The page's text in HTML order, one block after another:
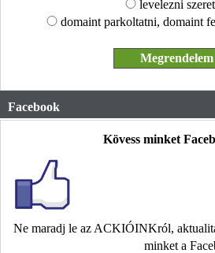
levelezni
domaint parkoltatni, domaint
Facebook
Kövess minket
Ne maradj le az ACKIÓINKról,
minket a